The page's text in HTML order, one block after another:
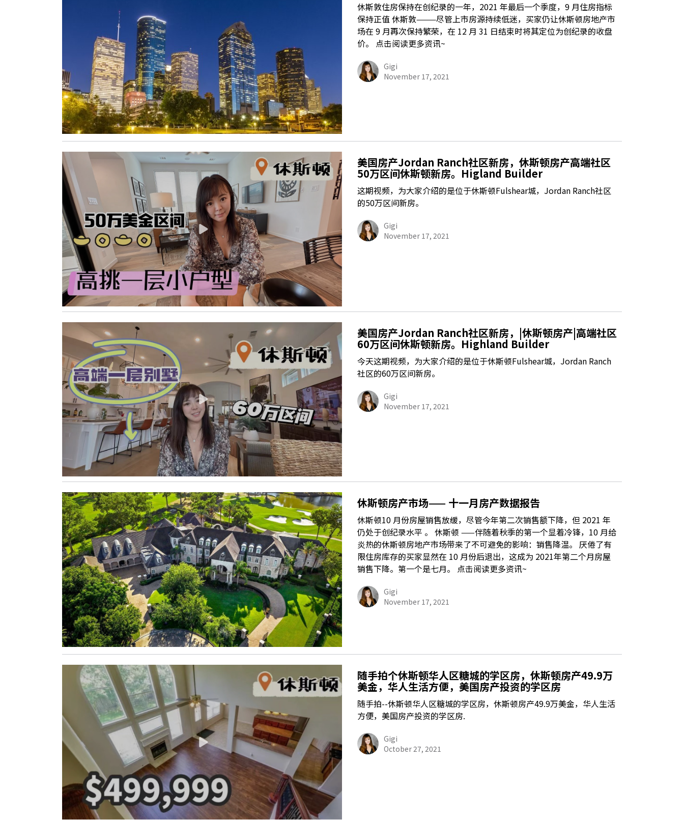
休斯敦住房保持在创纪录的一年，2021 年最后一个季度，9 月住房指标
保持正值 休斯敦———尽管上市房源持续低迷，买家仍让休斯顿房地产市
场在 9 月再次保持繁荣，在 12 月 31 日结束时将其定位为创纪录的收盘
价。 点击阅读更多资讯~
Gigi
November 17, 2021
美国房产Jordan Ranch社区新房，休斯顿房产高端社区
50万区间休斯顿新房。Higland Builder
这期视频，为大家介绍的是位于休斯顿Fulshear城，Jordan Ranch社区
的50万区间新房。
Gigi
November 17, 2021
美国房产Jordan Ranch社区新房，|休斯顿房产|高端社区
60万区间休斯顿新房。Highland Builder
今天这期视频，为大家介绍的是位于休斯顿Fulshear城，Jordan Ranch
社区的60万区间新房。
Gigi
November 17, 2021
休斯顿房产市场—— 十一月房产数据报告
休斯顿10 月份房屋销售放缓，尽管今年第二次销售额下降，但 2021 年
仍处于创纪录水平 。 休斯顿 ——伴随着秋季的第一个显着冷锋，10 月给
炎热的休斯顿房地产市场带来了不可避免的影响：销售降温。 厌倦了有
限住房库存的买家显然在 10 月份后退出，这成为 2021年第二个月房屋
销售下降。第一个是七月。 点击阅读更多资讯~
Gigi
November 17, 2021
随手拍个休斯顿华人区糖城的学区房，休斯顿房产49.9万
美金，华人生活方便，美国房产投资的学区房
随手拍--休斯顿华人区糖城的学区房，休斯顿房产49.9万美金，华人生活
方便，美国房产投资的学区房.
Gigi
October 27, 2021